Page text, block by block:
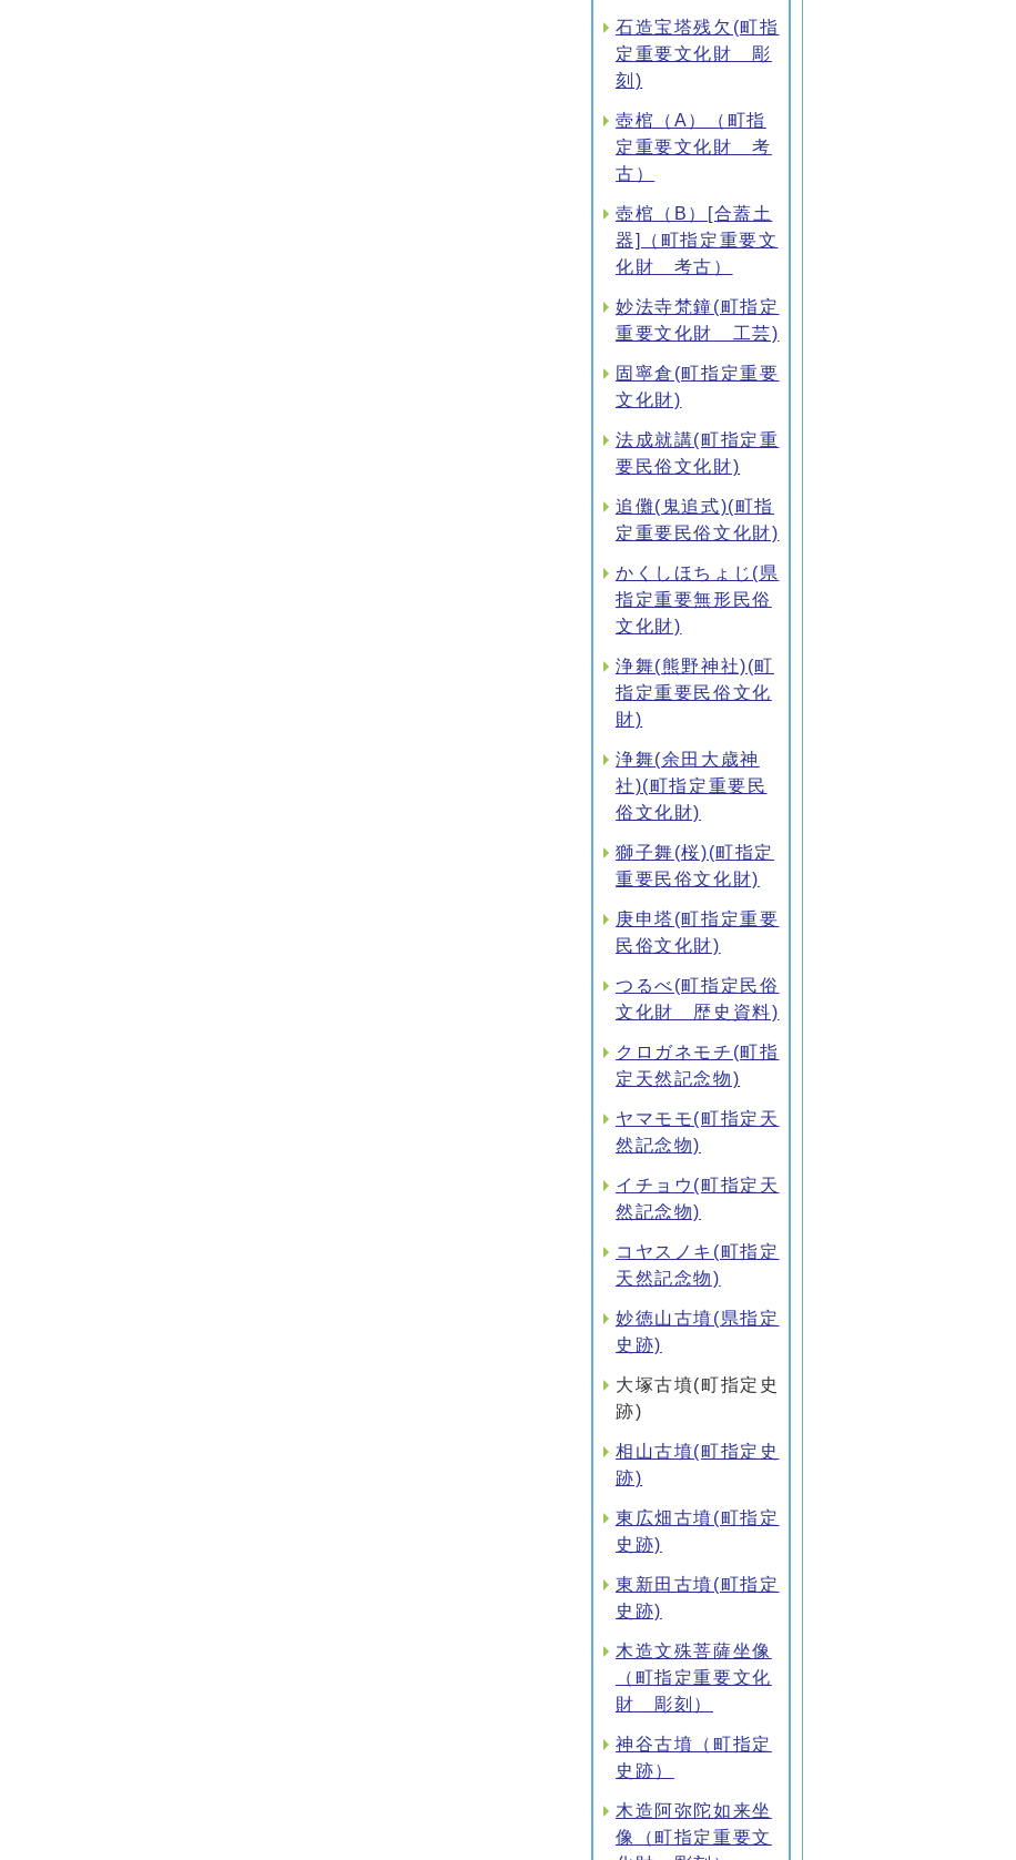
石造宝塔残欠(町指
定重要文化財 彫
刻)
壺棺（A）（町指
定重要文化財 考
古）
壺棺（B）[合蓋土
器]（町指定重要文
化財 考古）
妙法寺梵鐘(町指定
重要文化財 工芸)
固寧倉(町指定重要
文化財)
法成就講(町指定重
要民俗文化財)
追儺(鬼追式)(町指
定重要民俗文化財)
かくしほちょじ(県
指定重要無形民俗
文化財)
浄舞(熊野神社)(町
指定重要民俗文化
財)
浄舞(余田大歳神
社)(町指定重要民
俗文化財)
獅子舞(桜)(町指定
重要民俗文化財)
庚申塔(町指定重要
民俗文化財)
つるべ(町指定民俗
文化財 歴史資料)
クロガネモチ(町指
定天然記念物)
ヤマモモ(町指定天
然記念物)
イチョウ(町指定天
然記念物)
コヤスノキ(町指定
天然記念物)
妙徳山古墳(県指定
史跡)
大塚古墳(町指定史
跡)
相山古墳(町指定史
跡)
東広畑古墳(町指定
史跡)
東新田古墳(町指定
史跡)
木造文殊菩薩坐像
（町指定重要文化
財 彫刻）
神谷古墳（町指定
史跡）
木造阿弥陀如来坐
像（町指定重要文